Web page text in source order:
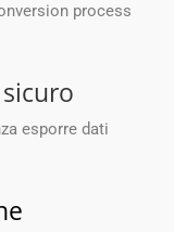
process
esporre dati